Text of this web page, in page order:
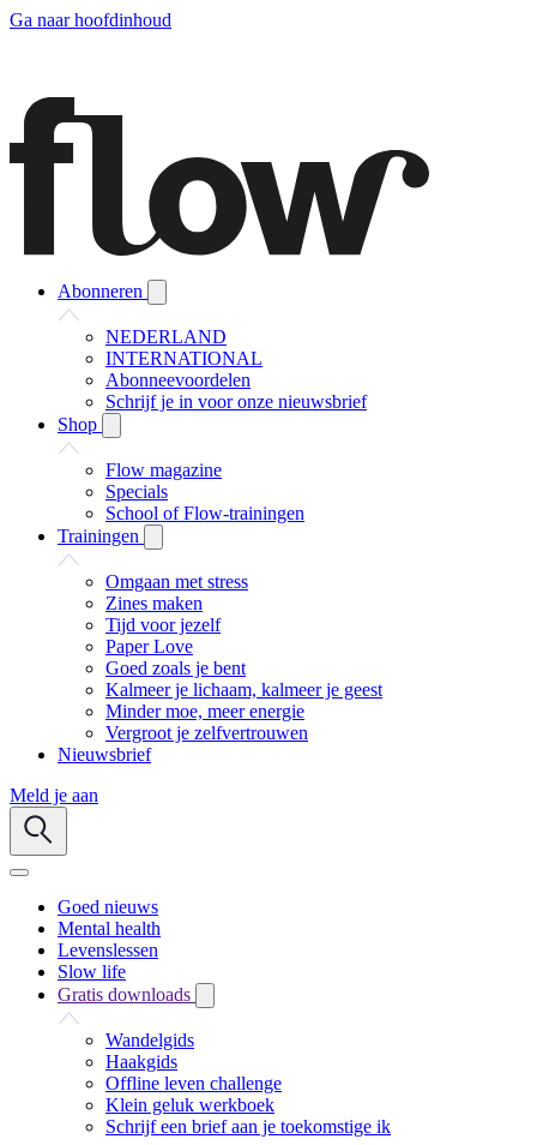
Ga naar hoofdinhoud
Abonneren
NEDERLAND
INTERNATIONAL
Abonneevoordelen
Schrijf je in voor onze nieuwsbrief
Shop
Flow magazine
Specials
School of Flow-trainingen
Trainingen
Omgaan met stress
Zines maken
Tijd voor jezelf
Paper Love
Goed zoals je bent
Kalmeer je lichaam, kalmeer je geest
Minder moe, meer energie
Vergroot je zelfvertrouwen
Nieuwsbrief
Meld je aan
Goed nieuws
Mental health
Levenslessen
Slow life
Gratis downloads
Wandelgids
Haakgids
Offline leven challenge
Klein geluk werkboek
Schrijf een brief aan je toekomstige ik